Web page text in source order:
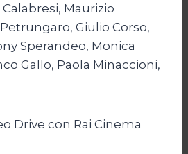
Maurizio
Giulio Corso,
Sperandeo, Monica
Gallo, Paola Minaccioni,
Drive con Rai Cinema